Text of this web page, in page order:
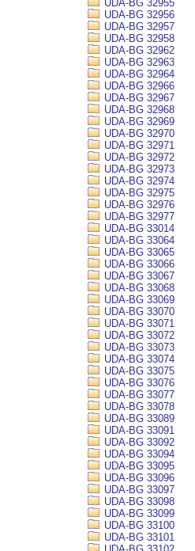
UDA-BG 32955
UDA-BG 32956
UDA-BG 32957
UDA-BG 32958
UDA-BG 32962
UDA-BG 32963
UDA-BG 32964
UDA-BG 32966
UDA-BG 32967
UDA-BG 32968
UDA-BG 32969
UDA-BG 32970
UDA-BG 32971
UDA-BG 32972
UDA-BG 32973
UDA-BG 32974
UDA-BG 32975
UDA-BG 32976
UDA-BG 32977
UDA-BG 33014
UDA-BG 33064
UDA-BG 33065
UDA-BG 33066
UDA-BG 33067
UDA-BG 33068
UDA-BG 33069
UDA-BG 33070
UDA-BG 33071
UDA-BG 33072
UDA-BG 33073
UDA-BG 33074
UDA-BG 33075
UDA-BG 33076
UDA-BG 33077
UDA-BG 33078
UDA-BG 33089
UDA-BG 33091
UDA-BG 33092
UDA-BG 33094
UDA-BG 33095
UDA-BG 33096
UDA-BG 33097
UDA-BG 33098
UDA-BG 33099
UDA-BG 33100
UDA-BG 33101